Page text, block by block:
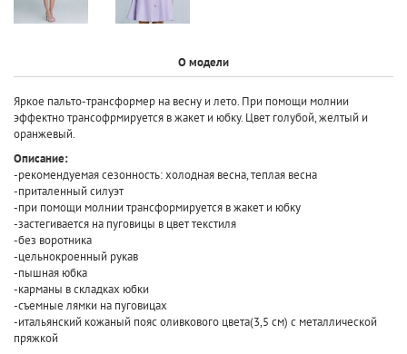
О модели
Яркое пальто-трансформер на весну и лето. При помощи молнии
эффектно трансофрмируется в жакет и юбку. Цвет голубой, желтый и
оранжевый.
Описание:
-рекомендуемая сезонность: холодная весна, теплая весна
-приталенный силуэт
-при помощи молнии трансформируется в жакет и юбку
-застегивается на пуговицы в цвет текстиля
-без воротника
-цельнокроенный рукав
-пышная юбка
-карманы в складках юбки
-съемные лямки на пуговицах
-итальянский кожаный пояс оливкового цвета(3,5 см) с металлической
пряжкой